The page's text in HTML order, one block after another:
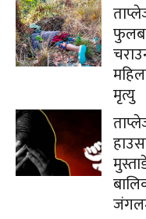
मृत्यु